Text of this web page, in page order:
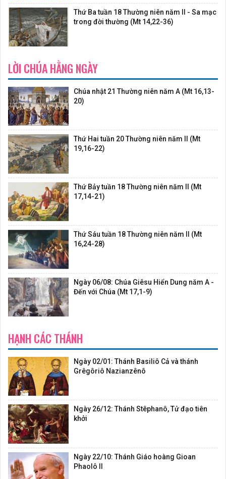
Thứ Ba tuần 18 Thường niên năm II - Sa mạc
trong đời thường (Mt 14,22-36)
LỜI CHÚA HẰNG NGÀY
Chúa nhật 21 Thường niên năm A (Mt 16,13-
20)
Thứ Hai tuần 20 Thường niên năm II (Mt
19,16-22)
Thứ Bảy tuần 18 Thường niên năm II (Mt
17,14-21)
Thứ Sáu tuần 18 Thường niên năm II (Mt
16,24-28)
Ngày 06/08: Chúa Giêsu Hiển Dung năm A -
Đến với Chúa (Mt 17,1-9)
HẠNH CÁC THÁNH
Ngày 02/01: Thánh Basiliô Cả và thánh
Grêgôriô Nazianzênô
Ngày 26/12: Thánh Stêphanô, Tử đạo tiên
khởi
Ngày 22/10: Thánh Giáo hoàng Gioan
Phaolô II